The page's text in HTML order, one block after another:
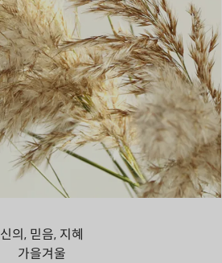
신의, 믿음, 지혜
가을겨울